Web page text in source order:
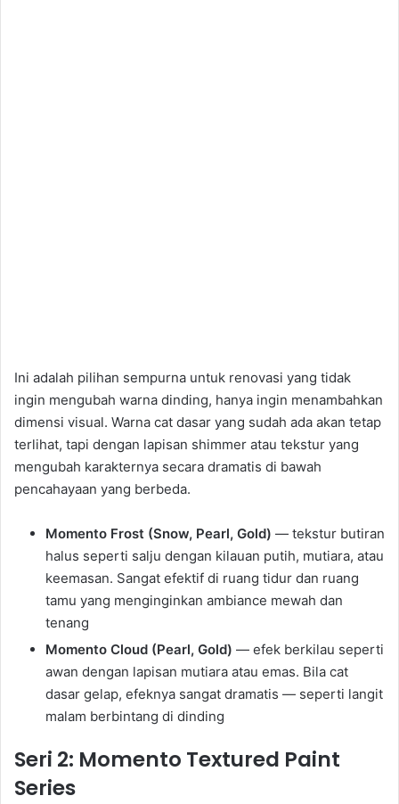
Ini adalah pilihan sempurna untuk renovasi yang tidak
ingin mengubah warna dinding, hanya ingin menambahkan
dimensi visual. Warna cat dasar yang sudah ada akan tetap
terlihat, tapi dengan lapisan shimmer atau tekstur yang
mengubah karakternya secara dramatis di bawah
pencahayaan yang berbeda.
Momento Frost (Snow, Pearl, Gold) — tekstur butiran
halus seperti salju dengan kilauan putih, mutiara, atau
keemasan. Sangat efektif di ruang tidur dan ruang
tamu yang menginginkan ambiance mewah dan
tenang
Momento Cloud (Pearl, Gold) — efek berkilau seperti
awan dengan lapisan mutiara atau emas. Bila cat
dasar gelap, efeknya sangat dramatis — seperti langit
malam berbintang di dinding
Seri 2: Momento Textured Paint
Series